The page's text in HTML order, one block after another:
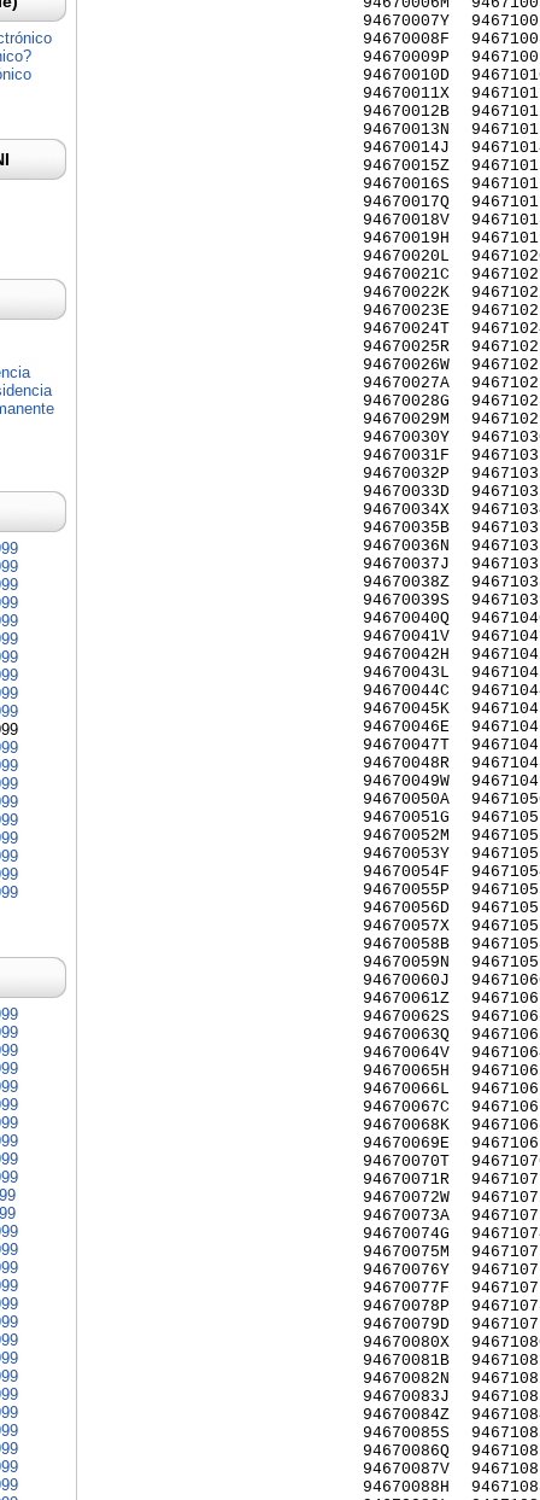
94670007Y
94670008F
94670009P
94670010D
94670011X
94670012B
94670013N
94670014J
94670015Z
94670016S
94670017Q
94670018V
94670019H
94670020L
94670021C
94670022K
94670023E
94670024T
94670025R
94670026W
94670027A
94670028G
94670029M
94670030Y
94670031F
94670032P
94670033D
94670034X
94670035B
94670036N
94670037J
94670038Z
94670039S
94670040Q
94670041V
94670042H
94670043L
94670044C
94670045K
94670046E
94670047T
94670048R
94670049W
94670050A
94670051G
94670052M
94670053Y
94670054F
94670055P
94670056D
94670057X
94670058B
94670059N
94670060J
94670061Z
94670062S
94670063Q
94670064V
94670065H
94670066L
94670067C
94670068K
94670069E
94670070T
94670071R
94670072W
94670073A
94670074G
94670075M
94670076Y
94670077F
94670078P
94670079D
94670080X
94670081B
94670082N
94670083J
94670084Z
94670085S
94670086Q
94670087V
94670088H